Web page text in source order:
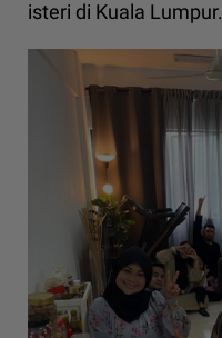
isteri di Kuala Lumpur.